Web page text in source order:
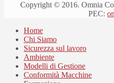
Copyright © 2016. Omnia
PEC:
Home
Chi Siamo
Sicurezza sul lavoro
Ambiente
Modelli di Gestione
Conformità Macchine